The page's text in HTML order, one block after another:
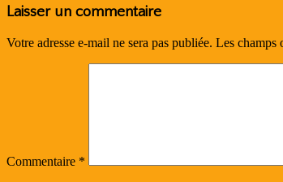
Laisser un commentaire
Votre adresse e-mail ne sera pas publiée. Les champs
Commentaire *